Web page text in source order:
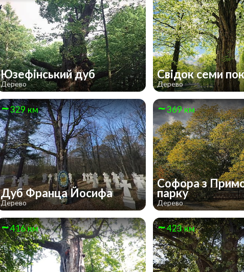
Юзефінський дуб
Дерево
Свідок семи
Дерево
329 км
Дуб Франца Йосифа
Дерево
369 км
Софора з
парку
Дерево
416 км 423 км